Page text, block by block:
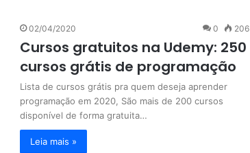
02/04/2020 0 206
Cursos gratuitos na Udemy: 250
cursos grátis de programação
Lista de cursos grátis pra quem deseja aprender
programação em 2020, São mais de 200 cursos
disponível de forma gratuita…
Leia mais »